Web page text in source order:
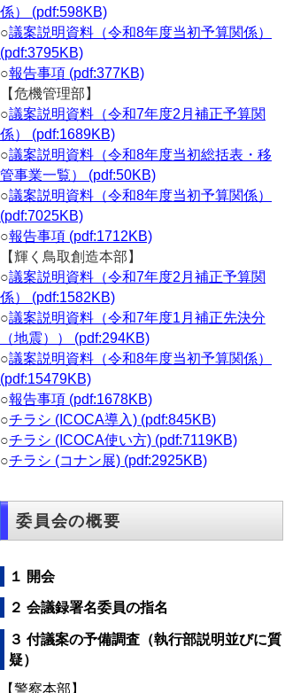
係） (pdf:598KB)
○議案説明資料（令和8年度当初予算関係）
(pdf:3795KB)
○報告事項 (pdf:377KB)
【危機管理部】
○議案説明資料（令和7年度2月補正予算関
係） (pdf:1689KB)
○議案説明資料（令和8年度当初総括表・移
管事業一覧） (pdf:50KB)
○議案説明資料（令和8年度当初予算関係）
(pdf:7025KB)
○報告事項 (pdf:1712KB)
【輝く鳥取創造本部】
○議案説明資料（令和7年度2月補正予算関
係） (pdf:1582KB)
○議案説明資料（令和7年度1月補正先決分
（地震）） (pdf:294KB)
○議案説明資料（令和8年度当初予算関係）
(pdf:15479KB)
○報告事項 (pdf:1678KB)
○チラシ (ICOCA導入) (pdf:845KB)
○チラシ (ICOCA使い方) (pdf:7119KB)
○チラシ (コナン展) (pdf:2925KB)
委員会の概要
１ 開会
２ 会議録署名委員の指名
３ 付議案の予備調査（執行部説明並びに質
疑）
【警察本部】